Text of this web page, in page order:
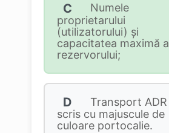
C
Numele
proprietarului
(utilizatorului) şi
capacitatea maximă a
rezervorului;
D
Transport ADR
scris cu majuscule de
culoare portocalie.